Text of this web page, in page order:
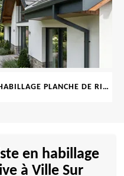
HABILLAGE PLANCHE DE RIVE 69
en habillage
à Ville Sur